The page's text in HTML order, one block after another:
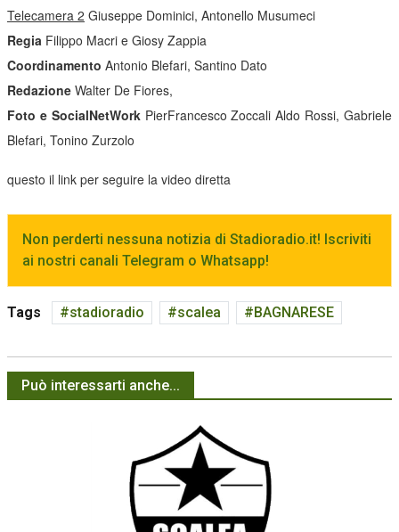
Telecamera 2 Giuseppe Dominici, Antonello Musumeci
Regia Filippo Macri e Giosy Zappia
Coordinamento Antonio Blefari, Santino Dato
Redazione Walter De Fiores,
Foto e SocialNetWork PierFrancesco Zoccali Aldo Rossi,Gabriele
Blefari, Tonino Zurzolo
questo il link per seguire la video diretta
Non perderti nessuna notizia di Stadioradio.it! Iscriviti
ai nostri canali Telegram o Whatsapp!
Tags stadioradio scalea BAGNARESE
Può interessarti anche...